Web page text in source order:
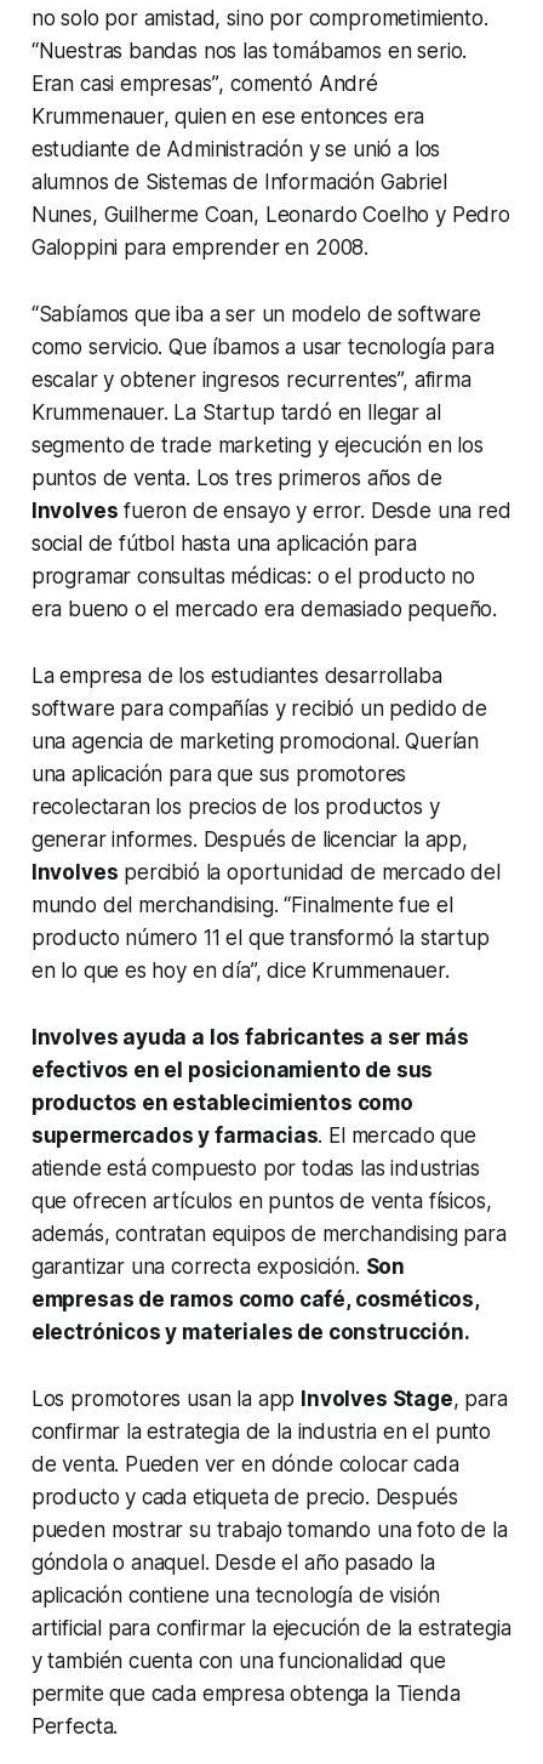
no solo por amistad, sino por comprometimiento.
“Nuestras bandas nos las tomábamos en serio.
Eran casi empresas”, comentó André
Krummenauer, quien en ese entonces era
estudiante de Administración y se unió a los
alumnos de Sistemas de Información Gabriel
Nunes, Guilherme Coan, Leonardo Coelho y Pedro
Galoppini para emprender en 2008.
“Sabíamos que iba a ser un modelo de software
como servicio. Que íbamos a usar tecnología para
escalar y obtener ingresos recurrentes”, afirma
Krummenauer. La Startup tardó en llegar al
segmento de trade marketing y ejecución en los
puntos de venta. Los tres primeros años de
Involves fueron de ensayo y error. Desde una red
social de fútbol hasta una aplicación para
programar consultas médicas: o el producto no
era bueno o el mercado era demasiado pequeño.
La empresa de los estudiantes desarrollaba
software para compañías y recibió un pedido de
una agencia de marketing promocional. Querían
una aplicación para que sus promotores
recolectaran los precios de los productos y
generar informes. Después de licenciar la app,
Involves percibió la oportunidad de mercado del
mundo del merchandising. “Finalmente fue el
producto número 11 el que transformó la startup
en lo que es hoy en día”, dice Krummenauer.
Involves ayuda a los fabricantes a ser más
efectivos en el posicionamiento de sus
productos en establecimientos como
supermercados y farmacias. El mercado que
atiende está compuesto por todas las industrias
que ofrecen artículos en puntos de venta físicos,
además, contratan equipos de merchandisingpara
garantizar una correcta exposición. Son
empresas de ramos como café, cosméticos,
electrónicos y materiales de construcción.
Los promotores usan la app Involves Stage, para
confirmar la estrategia de la industria en el punto
de venta. Pueden ver en dónde colocar cada
producto y cada etiqueta de precio. Después
pueden mostrar su trabajo tomando una foto de la
góndola o anaquel. Desde el año pasado la
aplicación contiene una tecnología de visión
artificial para confirmar la ejecución de la estrategia
y también cuenta con una funcionalidad que
permite que cada empresa obtenga la Tienda
Perfecta.